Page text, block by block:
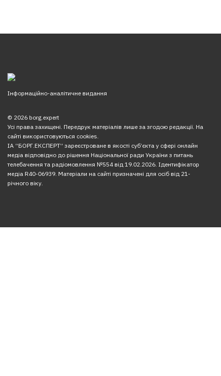
Інформаційно-аналітичне видання
© 2026 borg.expert
Усі права захищені. Передрук матеріалів лише за згодою редакції. На
сайті використовуються cookies.
ІА “БОРГ.ЕКСПЕРТ” зареєстроване в якості суб’єкта у сфері онлайн
медіа відповідно до рішення Національної ради України з питань
телебачення та радіомовлення №554 від 19.02.2026. Ідентифікатор
медіа R40-06939. Матеріали на сайті призначені для осіб від 21-
річного віку.